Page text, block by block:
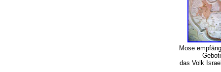
Mose
das Volk